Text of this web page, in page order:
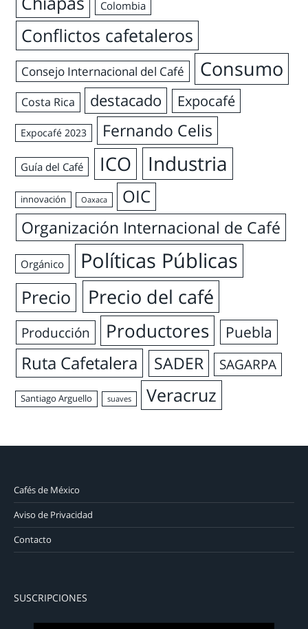
Colombia
Conflictos cafetaleros
Consejo Internacional del Café Consumo
Costa Rica destacado Expocafé
Expocafé 2023 Fernando Celis
Guía del Café ICO Industria
innovación Oaxaca
OIC
Organización Internacional de Café
Orgánico Políticas Públicas
Precio Precio del café
Producción Productores Puebla
Ruta Cafetalera SADER SAGARPA
Santiago Arguello suaves Veracruz
Cafés de México
Aviso de Privacidad
Contacto
SUSCRIPCIONES